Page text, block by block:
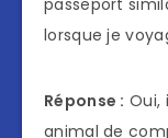
lorsque je
Réponse : Oui,
animal de